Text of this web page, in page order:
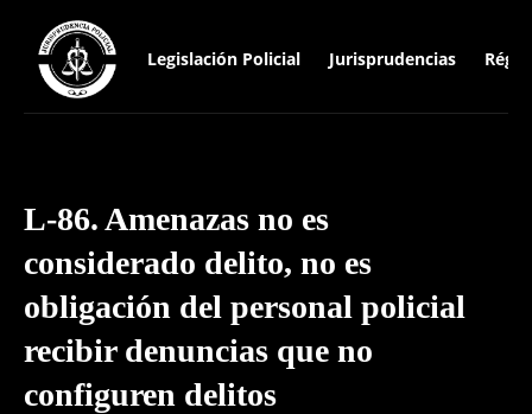
Legislación Policial Jurisprudencias
L-86. Amenazas no es
considerado delito, no es
obligación del personal policial
recibir denuncias que no
configuren delitos